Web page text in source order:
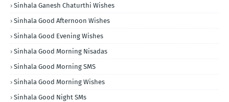
Sinhala Ganesh Chaturthi Wishes
Sinhala Good Afternoon Wishes
Sinhala Good Evening Wishes
Sinhala Good Morning Nisadas
Sinhala Good Morning SMS
Sinhala Good Morning Wishes
Sinhala Good Night SMs